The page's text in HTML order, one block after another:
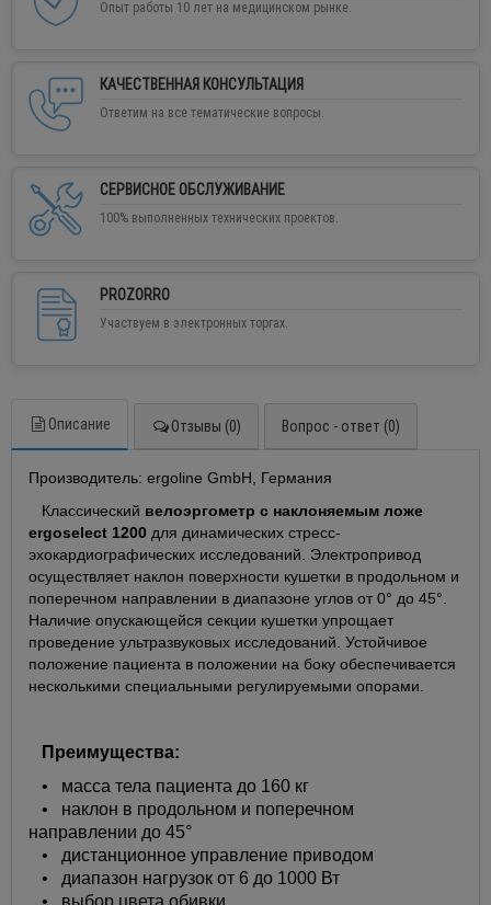
Опыт работы 10 лет на медицинском рынке.
КАЧЕСТВЕННАЯ КОНСУЛЬТАЦИЯ
Ответим на все тематические вопросы.
СЕРВИСНОЕ ОБСЛУЖИВАНИЕ
100% выполненных технических проектов.
PROZORRO
Участвуем в электронных торгах.
Описание Отзывы (0) Вопрос - ответ (0)
Производитель: ergoline GmbH, Германия
Классический велоэргометр с наклоняемым ложе
ergoselect 1200 для динамических стресс-
эхокардиографических исследований. Электропривод
осуществляет наклон поверхности кушетки в продольном и
поперечном направлении в диапазоне углов от 0° до 45°.
Наличие опускающейся секции кушетки упрощает
проведение ультразвуковых исследований. Устойчивое
положение пациента в положении на боку обеспечивается
несколькими специальными регулируемыми опорами.
Преимущества:
• масса тела пациента до 160 кг
• наклон в продольном и поперечном
направлении до 45°
• дистанционное управление приводом
• диапазон нагрузок от 6 до 1000 Вт